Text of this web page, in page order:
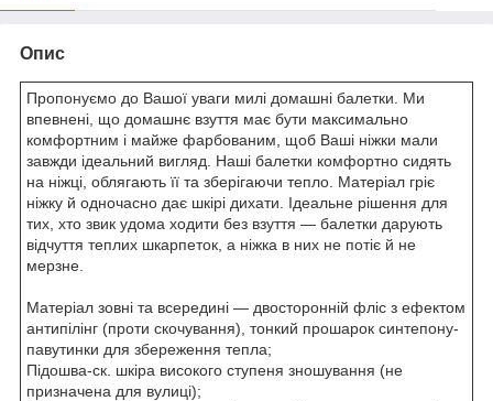
Опис
Пропонуємо до Вашої уваги милі домашні балетки. Ми
впевнені, що домашнє взуття має бути максимально
комфортним і майже фарбованим, щоб Ваші ніжки мали
завжди ідеальний вигляд. Наші балетки комфортно сидять
на ніжці, облягають її та зберігаючи тепло. Матеріал гріє
ніжку й одночасно дає шкірі дихати. Ідеальне рішення для
тих, хто звик удома ходити без взуття — балетки дарують
відчуття теплих шкарпеток, а ніжка в них не потіє й не
мерзне.
Матеріал зовні та всередині — двосторонній фліс з ефектом
антипілінг (проти скочування), тонкий прошарок синтепону-
павутинки для збереження тепла;
Підошва-ск. шкіра високого ступеня зношування (не
призначена для вулиці);